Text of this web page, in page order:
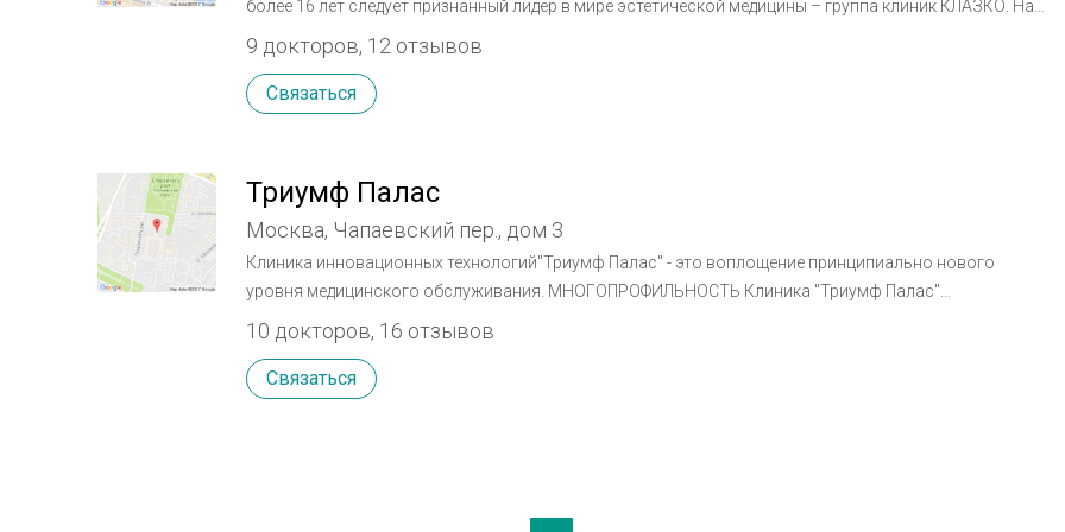
более 16 лет следует признанный лидер в мире эстетической медицины – группа клиник КЛАЗКО. На
сегодняшний день пластическая хирургия является одной из самых динамично развивающихся
областей медицины, что открывает все большие возможности в решении проблем, связанных с
досаждающими недостатками внешности.
9 докторов, 12 отзывов
Связаться
Триумф Палас
Москва, Чапаевский пер., дом 3
Клиника инновационных технологий"Триумф Палас" - это воплощение принципиально нового
уровня медицинского обслуживания. МНОГОПРОФИЛЬНОСТЬ Клиника "Триумф Палас"
предоставляет полный комплекс услуг в любом направлении медицины. Наши врачи - а все они
профессионалы высочайшего уровня - окажут квалифицированную помощь в диагностике и
лечении практически любого заболевания от обычной детской простуды до хирургической
коррекции сложных дефектов в области лица и тела и способны справиться даже с самыми
10 докторов, 16 отзывов
Связаться